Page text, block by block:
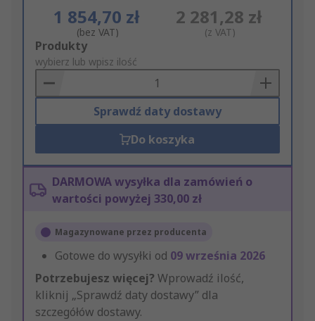
1 854,70 zł
(bez VAT)
2 281,28 zł
(z VAT)
Add
to
Basket
Produkty
wybierz lub wpisz ilość
Sprawdź daty dostawy
Do koszyka
DARMOWA wysyłka dla zamówień o
wartości powyżej 330,00 zł
Magazynowane przez producenta
Gotowe do wysyłki od 09 września 2026
Potrzebujesz więcej? Wprowadź ilość,
kliknij „Sprawdź daty dostawy” dla
szczegółów dostawy.